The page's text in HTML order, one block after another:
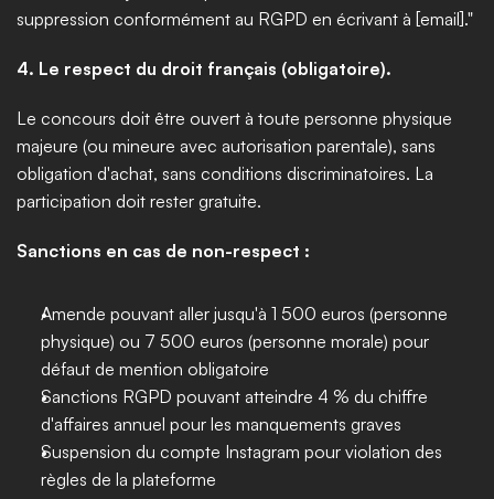
suppression conformément au RGPD en écrivant à [email]."
4. Le respect du droit français (obligatoire).
Le concours doit être ouvert à toute personne physique
majeure (ou mineure avec autorisation parentale), sans
obligation d'achat, sans conditions discriminatoires. La
participation doit rester gratuite.
Sanctions en cas de non-respect :
Amende pouvant aller jusqu'à 1 500 euros (personne
physique) ou 7 500 euros (personne morale) pour
défaut de mention obligatoire
Sanctions RGPD pouvant atteindre 4 % du chiffre
d'affaires annuel pour les manquements graves
Suspension du compte Instagram pour violation des
règles de la plateforme